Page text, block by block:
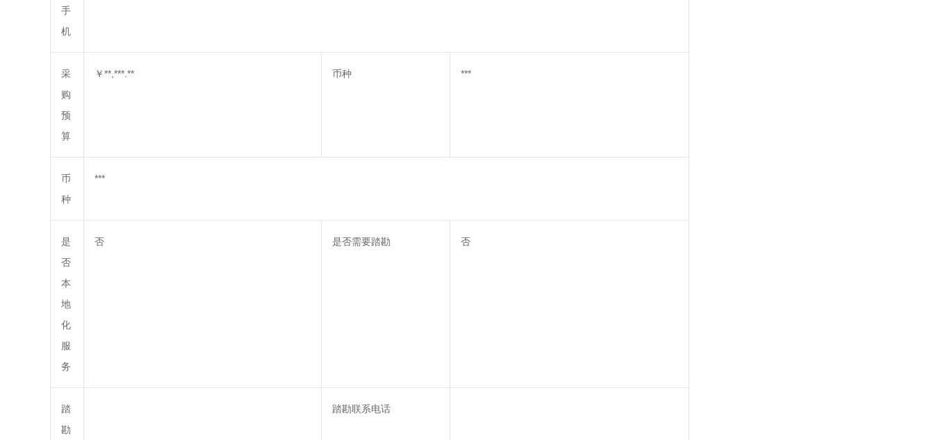
手
机
采
购
预
算
￥**,***.** 币种 ***
币
种
***
是
否
本
地
化
服
务
否 是否需要踏勘 否
踏
勘
踏勘联系电话